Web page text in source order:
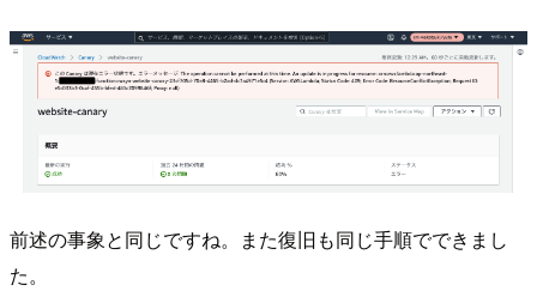
前述の事象と同じですね。また復旧も同じ手順でできまし
た。